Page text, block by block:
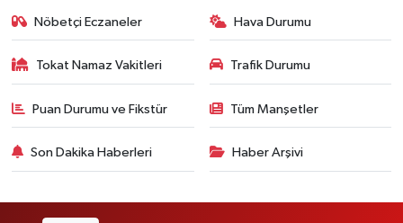
Nöbetçi Eczaneler Hava Durumu
Tokat Namaz Vakitleri Trafik Durumu
Puan Durumu ve Fikstür Tüm Manşetler
Son Dakika Haberleri Haber Arşivi